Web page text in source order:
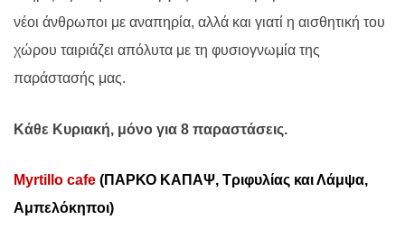
νέοι άνθρωποι με αναπηρία, αλλά και γιατί η αισθητική του
χώρου ταιριάζει απόλυτα με τη φυσιογνωμία της
παράστασής μας.
Κάθε Κυριακή, μόνο για 8 παραστάσεις.
Myrtillo cafe (ΠΑΡΚΟ ΚΑΠΑΨ, Τριφυλίας και Λάμψα,
Αμπελόκηποι)